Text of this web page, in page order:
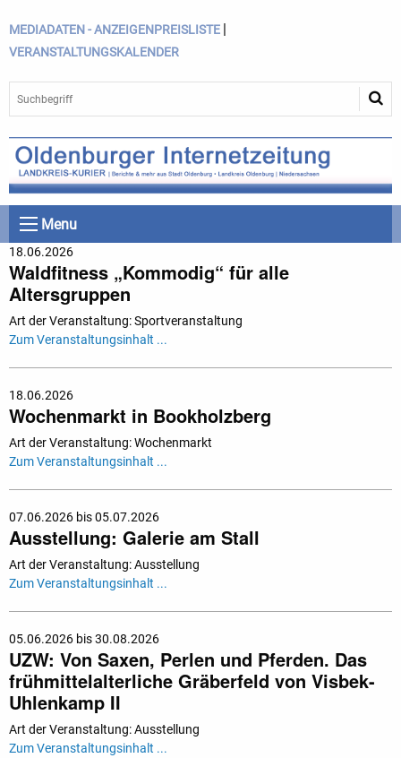
MEDIADATEN - ANZEIGENPREISLISTE |
VERANSTALTUNGSKALENDER
Menu
18.06.2026
Waldfitness „Kommodig“ für alle
Altersgruppen
Art der Veranstaltung: Sportveranstaltung
Zum Veranstaltungsinhalt ...
18.06.2026
Wochenmarkt in Bookholzberg
Art der Veranstaltung: Wochenmarkt
Zum Veranstaltungsinhalt ...
07.06.2026 bis 05.07.2026
Ausstellung: Galerie am Stall
Art der Veranstaltung: Ausstellung
Zum Veranstaltungsinhalt ...
05.06.2026 bis 30.08.2026
UZW: Von Saxen, Perlen und Pferden. Das
frühmittelalterliche Gräberfeld von Visbek-
Uhlenkamp II
Art der Veranstaltung: Ausstellung
Zum Veranstaltungsinhalt ...